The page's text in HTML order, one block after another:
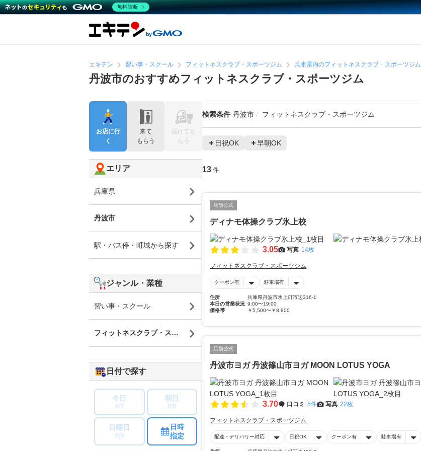
エキテン 習い事・スクール フィットネスクラブ・スポーツジム 兵庫県内のフィットネスクラブ・スポーツジム
丹波市のおすすめフィットネスクラブ・スポーツジム
検索条件 丹波市 フィットネスクラブ・スポーツジム
日祝OK 早朝OK
13 件
店舗公式
ディナモ体操クラブ氷上校
3.05 写真 14枚
フィットネスクラブ・スポーツジム
クーポン有 駐車場有
住所
兵庫県丹波市氷上町市辺316-1
本日の営業状況 9:00〜19:00
価格帯
￥5,500〜￥8,800
店舗公式
丹波市ヨガ 丹波篠山市ヨガ MOON LOTUS YOGA
3.70 口コミ 5件 写真 22枚
フィットネスクラブ・スポーツジム
配達・デリバリー対応 日祝OK クーポン有 駐車場有
お店に行
く
来て
もらう
届けても
らう
エリア
兵庫県
丹波市
駅・バス停・町域から探す
ジャンル・業種
習い事・スクール
フィットネスクラブ・スポーツジム
日付で探す
今日
8/7
明日
8/8
日曜日
8/9
日時
指定
無料診断